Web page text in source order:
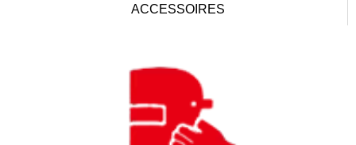
ACCESSOIRES